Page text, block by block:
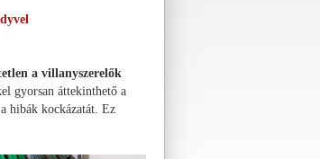
a villanyszerelők
gyorsan áttekinthető a
hibák kockázatát. Ez